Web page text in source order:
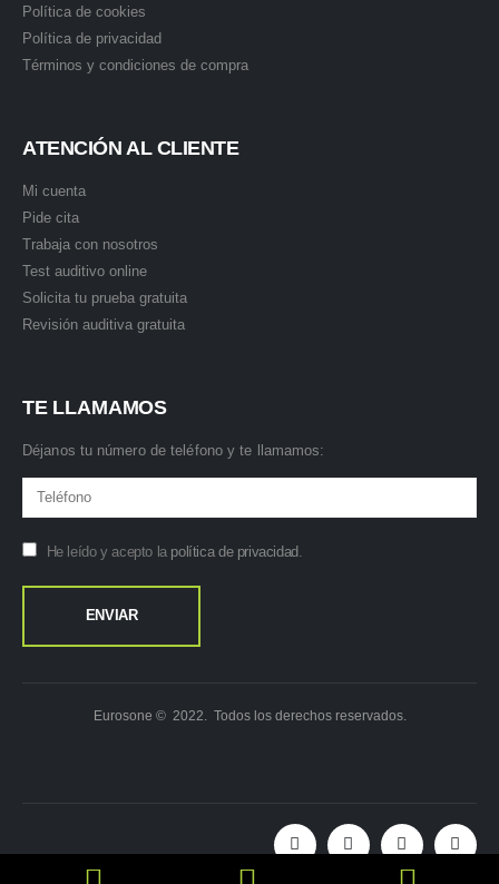
Política de cookies
Política de privacidad
Términos y condiciones de compra
ATENCIÓN AL CLIENTE
Mi cuenta
Pide cita
Trabaja con nosotros
Test auditivo online
Solicita tu prueba gratuita
Revisión auditiva gratuita
TE LLAMAMOS
Déjanos tu número de teléfono y te llamamos:
He leído y acepto la política de privacidad.
Eurosone © 2022. Todos los derechos reservados.